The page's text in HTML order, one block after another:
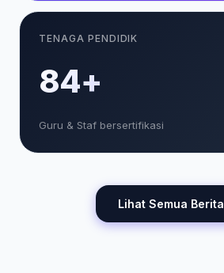
TENAGA PENDIDIK
85+
Guru & Staf bersertifikasi
Lihat Semua Berita